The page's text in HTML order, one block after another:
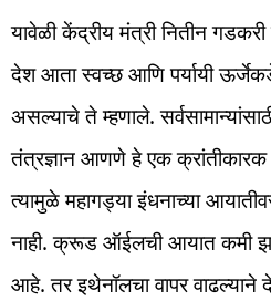
यावेळी केंद्रीय मंत्री नितीन
देश आता स्वच्छ आणि पर्यायी
असल्याचे ते म्हणाले.
तंत्रज्ञान आणणे हे एक
त्यामुळे महागड्या इंधनाच्या
नाही. क्रूड ऑईलची आयात कमी
आहे. तर इथेनॉलचा वापर वाढल्याने